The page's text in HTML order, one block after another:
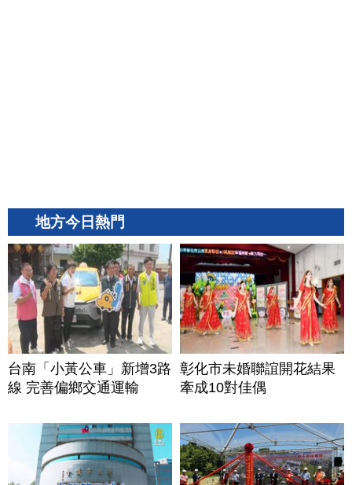
地方今日熱門
台南「小黃公車」新增3路
線 完善偏鄉交通運輸
彰化市未婚聯誼開花結果
牽成10對佳偶